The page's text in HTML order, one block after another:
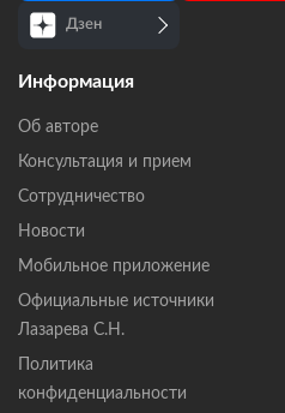
Дзен
Информация
Об авторе
Консультация и прием
Сотрудничество
Новости
Мобильное приложение
Официальные источники
Лазарева С.Н.
Политика
конфиденциальности